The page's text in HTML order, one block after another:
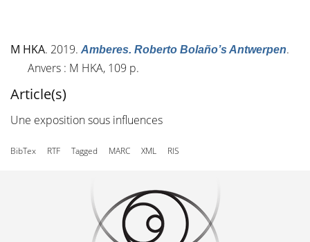
M HKA. 2019. Amberes. Roberto Bolaño’s Antwerpen.
Anvers : M HKA, 109 p.
Article(s)
Une exposition sous influences
BibTex RTF Tagged MARC XML RIS